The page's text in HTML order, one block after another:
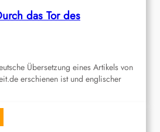
das Tor des
Übersetzung eines Artikels von
erschienen ist und englischer